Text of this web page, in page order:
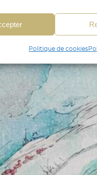
correspondance et
de données, Relier
automatiquement.
les appareils à partir des
sécurité, prévenir et
erreurs, Fournir et
Enregistrer et
confidentialité.
Politique de cookies